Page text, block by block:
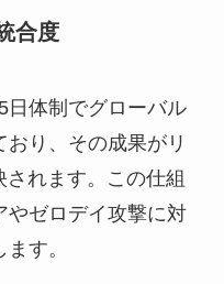
合度
日体制でグローバル
り、その成果がリ
れます。この仕組
やゼロデイ攻撃に対
す。